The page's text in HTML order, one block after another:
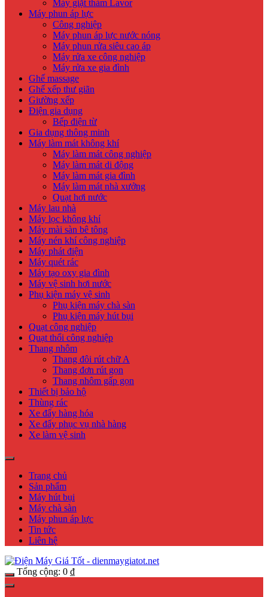
Máy giặt thảm Lavor
Máy phun áp lực
Công nghiệp
Máy phun áp lực nước nóng
Máy phun rửa siêu cao áp
Máy rửa xe công nghiệp
Máy rửa xe gia đình
Ghế massage
Ghế xếp thư giãn
Giường xếp
Điện gia dụng
Bếp điện từ
Gia dụng thông minh
Máy làm mát không khí
Máy làm mát công nghiệp
Máy làm mát di động
Máy làm mát gia đình
Máy làm mát nhà xưởng
Quạt hơi nước
Máy lau nhà
Máy lọc không khí
Máy mài sàn bê tông
Máy nén khí công nghiệp
Máy phát điện
Máy quét rác
Máy tạo oxy gia đình
Máy vệ sinh hơi nước
Phụ kiện máy vệ sinh
Phụ kiện máy chà sàn
Phụ kiện máy hút bụi
Quạt công nghiệp
Quạt thổi công nghiệp
Thang nhôm
Thang đôi rút chữ A
Thang đơn rút gọn
Thang nhôm gấp gọn
Thiết bị bảo hộ
Thùng rác
Xe đẩy hàng hóa
Xe đẩy phục vụ nhà hàng
Xe làm vệ sinh
Trang chủ
Sản phẩm
Máy hút bụi
Máy chà sàn
Máy phun áp lực
Tin tức
Liên hệ
Tổng cộng: 0 ₫